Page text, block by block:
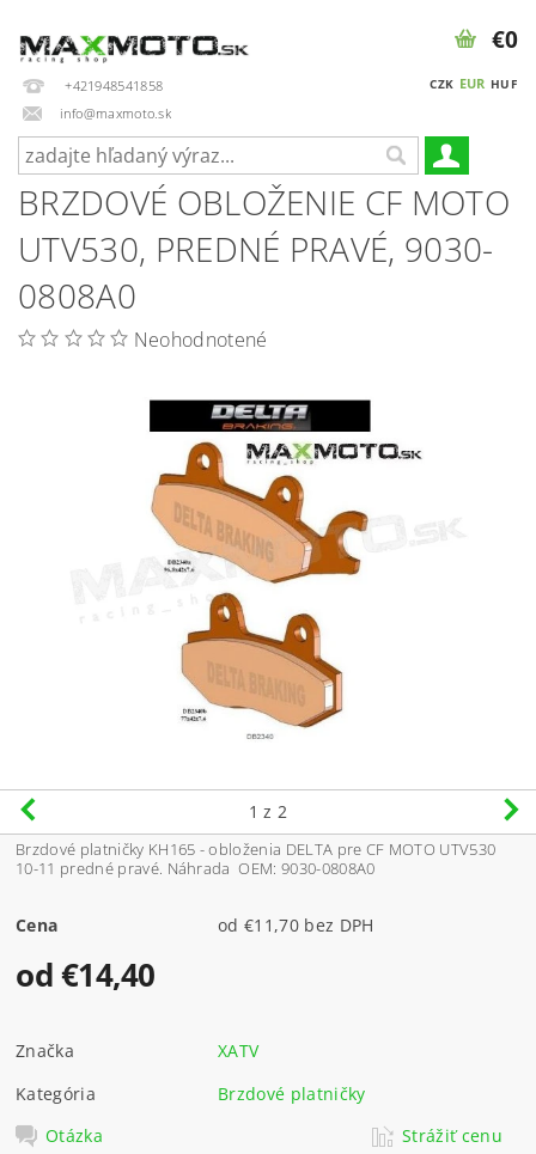
+421948541858
info@maxmoto.sk
CZK EUR HUF
€0
BRZDOVÉ OBLOŽENIE CF MOTO
UTV530, PREDNÉ PRAVÉ, 9030-
0808A0
Neohodnotené
1 z 2
Brzdové platničky KH165 - obloženia DELTA pre CF MOTO UTV530
10-11 predné pravé. Náhrada OEM: 9030-0808A0
Cena od €11,70 bez DPH
od €14,40
Značka
XATV
Kategória
Brzdové platničky
Otázka
Strážiť cenu